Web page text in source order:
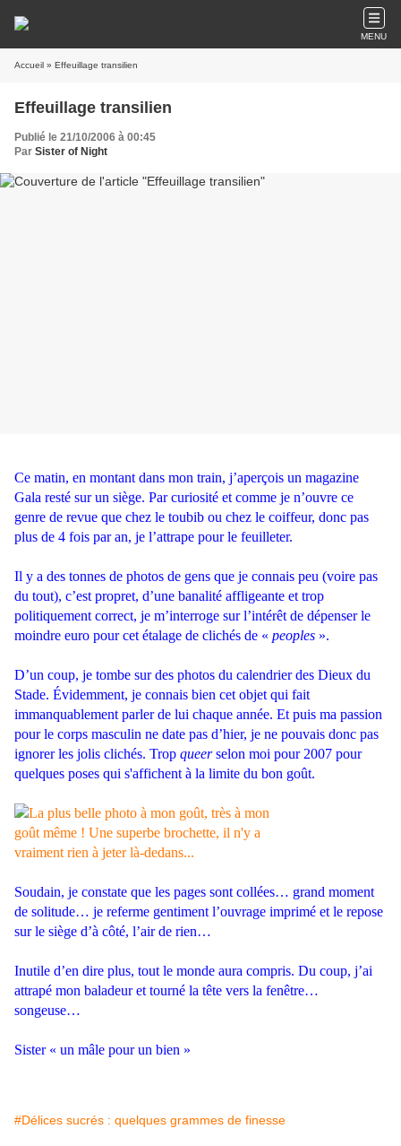
MENU
Accueil » Effeuillage transilien
Effeuillage transilien
Publié le 21/10/2006 à 00:45
Par Sister of Night
Ce matin, en montant dans mon train, j’aperçois un magazine
Gala resté sur un siège. Par curiosité et comme je n’ouvre ce
genre de revue que chez le toubib ou chez le coiffeur, donc pas
plus de 4 fois par an, je l’attrape pour le feuilleter.
Il y a des tonnes de photos de gens que je connais peu (voire pas
du tout), c’est propret, d’une banalité affligeante et trop
politiquement correct, je m’interroge sur l’intérêt de dépenser le
moindre euro pour cet étalage de clichés de « peoples ».
D’un coup, je tombe sur des photos du calendrier des Dieux du
Stade. Évidemment, je connais bien cet objet qui fait
immanquablement parler de lui chaque année. Et puis ma passion
pour le corps masculin ne date pas d’hier, je ne pouvais donc pas
ignorer les jolis clichés. Trop queerselon moi pour 2007 pour
quelques poses qui s'affichent à la limite du bon goût.
Soudain, je constate que les pages sont collées… grand moment
de solitude… je referme gentiment l’ouvrage imprimé et le repose
sur le siège d’à côté, l’air de rien…
Inutile d’en dire plus, tout le monde aura compris. Du coup, j’ai
attrapé mon baladeur et tourné la tête vers la fenêtre…
songeuse…
Sister « un mâle pour un bien »
#Délices sucrés : quelques grammes de finesse